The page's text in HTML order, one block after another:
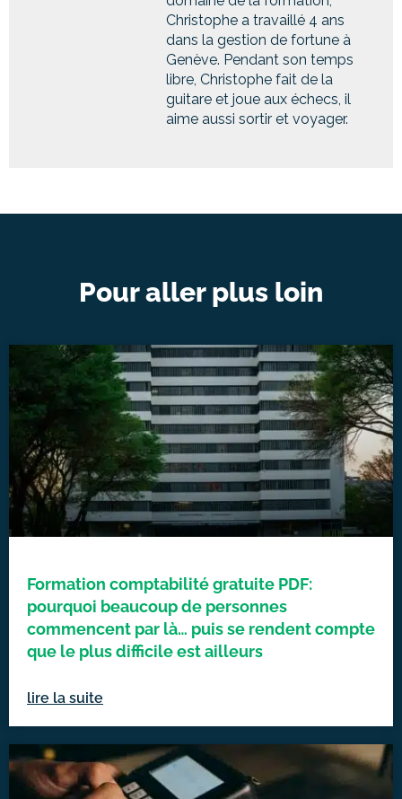
Christophe a travaillé 4 ans
dans la gestion de fortune à
Genève. Pendant son temps
libre, Christophe fait de la
guitare et joue aux échecs, il
aime aussi sortir et voyager.
Pour aller plus loin
Formation comptabilité gratuite PDF:
pourquoi beaucoup de personnes
commencent par là… puis se rendent compte
que le plus difficile est ailleurs
lire la suite